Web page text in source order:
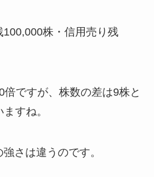
100,000株・信用売り残
倍ですが、株数の差は9株と
すね。
さは違うのです。